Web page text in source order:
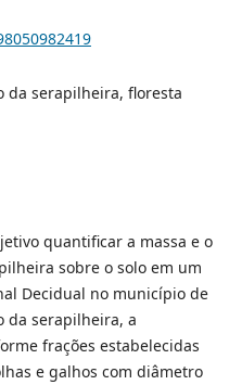
da serapilheira, floresta
quantificar a massa e o
sobre o solo em um
Decidual no município de
da serapilheira, a
frações estabelecidas
e galhos com diâmetro